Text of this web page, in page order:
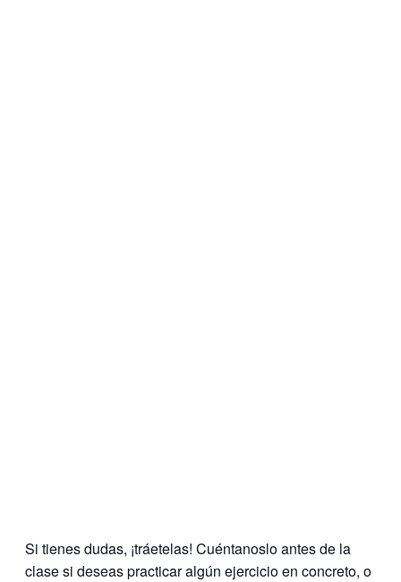
Si tienes dudas, ¡tráetelas! Cuéntanoslo antes de la
clase si deseas practicar algún ejercicio en concreto, o